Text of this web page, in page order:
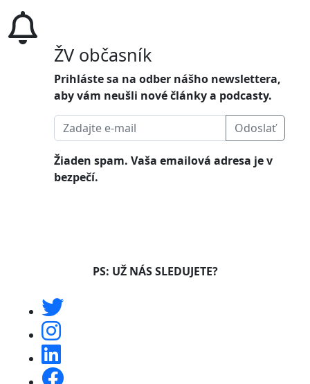
ŽV občasník
Prihláste sa na odber nášho newslettera,
aby vám neušli nové články a podcasty.
Odoslať
Žiaden spam. Vaša emailová adresa je v
bezpečí.
PS: UŽ NÁS SLEDUJETE?